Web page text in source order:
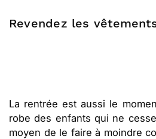
Revendez les
La rentrée est aussi le
robe des enfants qui ne
moyen de le faire à moindre